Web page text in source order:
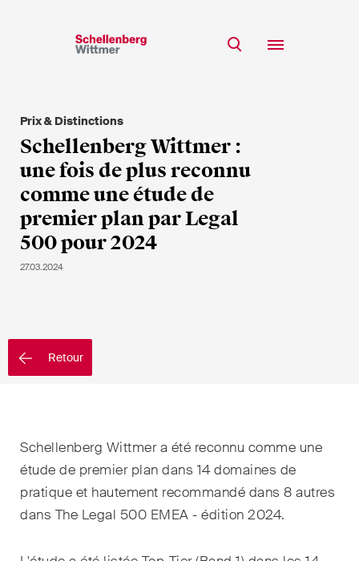
Equipe
Expertise
Insights
Carrière
RSE
EN
Retour
Prix & Distinctions
Schellenberg Wittmer :
une fois de plus reconnu
comme une étude de
premier plan par Legal
500 pour 2024
27.03.2024
Schellenberg Wittmer a été reconnu comme une
étude de premier plan dans 14 domaines de
pratique et hautement recommandé dans 8 autres
dans The Legal 500 EMEA - édition 2024.
*Champs obligatoires
M
Mme
s/o
Langue*